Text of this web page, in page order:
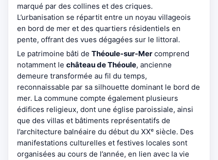
marqué par des collines et des criques.
L’urbanisation se répartit entre un noyau villageois
en bord de mer et des quartiers résidentiels en
pente, offrant des vues dégagées sur le littoral.
Le patrimoine bâti de Théoule-sur-Mer comprend
notamment le château de Théoule, ancienne
demeure transformée au fil du temps,
reconnaissable par sa silhouette dominant le bord de
mer. La commune compte également plusieurs
édifices religieux, dont une église paroissiale, ainsi
que des villas et bâtiments représentatifs de
l’architecture balnéaire du début du XXᵉ siècle. Des
manifestations culturelles et festives locales sont
organisées au cours de l’année, en lien avec la vie